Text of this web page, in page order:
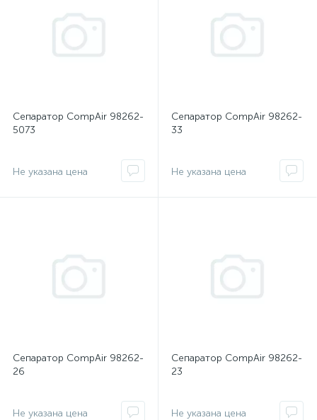
Сепаратор CompAir 98262-
5073
Не указана цена
Сепаратор CompAir 98262-
33
Не указана цена
Сепаратор CompAir 98262-
26
Не указана цена
Сепаратор CompAir 98262-
23
Не указана цена